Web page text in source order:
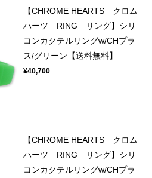
【CHROME HEARTS クロム
ハーツ RING リング】シリ
コンカクテルリングw/CHプラ
ス/グリーン【送料無料】
¥40,700
【CHROME HEARTS クロム
ハーツ RING リング】シリ
コンカクテルリングw/CHプラ